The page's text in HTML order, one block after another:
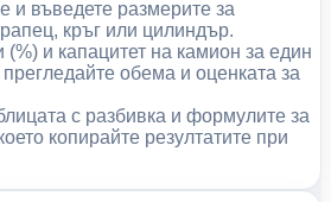
и въведете размерите за
кръг или цилиндър.
(%) и капацитет на камион за един
прегледайте обема и оценката за
с разбивка и формулите за
копирайте резултатите при